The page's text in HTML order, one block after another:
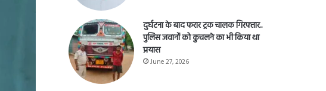
दुर्घटना के बाद फरार ट्रक चालक गिरफ्तार..
पुलिस जवानों को कुचलने का भी किया था
प्रयास
June 27, 2026